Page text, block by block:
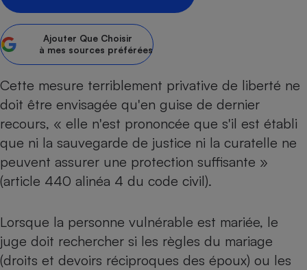
Ajouter Que Choisir
à mes sources préférées
Cette mesure terriblement privative de liberté ne
doit être envisagée qu'en guise de dernier
recours, « elle n'est prononcée que s'il est établi
que ni la sauvegarde de justice ni la curatelle ne
peuvent assurer une protection suffisante »
(article 440 alinéa 4 du code civil).
Lorsque la personne vulnérable est mariée, le
juge doit rechercher si les règles du mariage
(droits et devoirs réciproques des époux) ou les
alimentaire
Mutuelle
Assurance emprunteur
Comparateur auto
Comparatif climatiseur
Comparatif cafetière
Comparatif robot cuiseur
Comparatif centrale
Gros électroménager
Électricité - Gaz
Comparatif ordinateur
Image et son
Informatique
Internet
Téléphonie
Chauffage
Produit d'entretien
Sécurité domestique
Hygiène - Beauté
Mutuelle
Tous les comparateurs
Toutes les cartes interactives
Speedtest - Testez le débit de votre
connexion Internet